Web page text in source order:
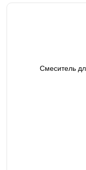
Смеситель